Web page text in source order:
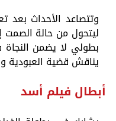
وتتصاعد الأحداث بعد
ليتحول من حالة
بطولي لا يضمن
يناقش قضية العبودية
أبطال فيلم أسد